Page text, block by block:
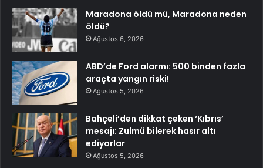
Maradona öldü mü, Maradona neden
öldü?
Ağustos 6, 2026
ABD’de Ford alarmı: 500 binden fazla
araçta yangın riski!
Ağustos 5, 2026
Bahçeli’den dikkat çeken ‘Kıbrıs’
mesajı: Zulmü bilerek hasır altı
ediyorlar
Ağustos 5, 2026